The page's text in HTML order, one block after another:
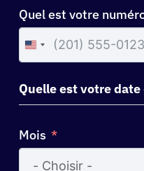
Quel est votre
United
States
+1
Quelle est votre date
Mois